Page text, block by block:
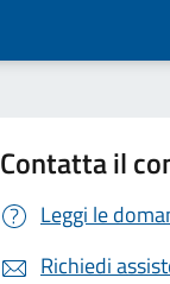
Contatta il
Leggi le
Richiedi